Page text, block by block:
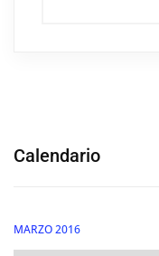
Calendario
MARZO 2016